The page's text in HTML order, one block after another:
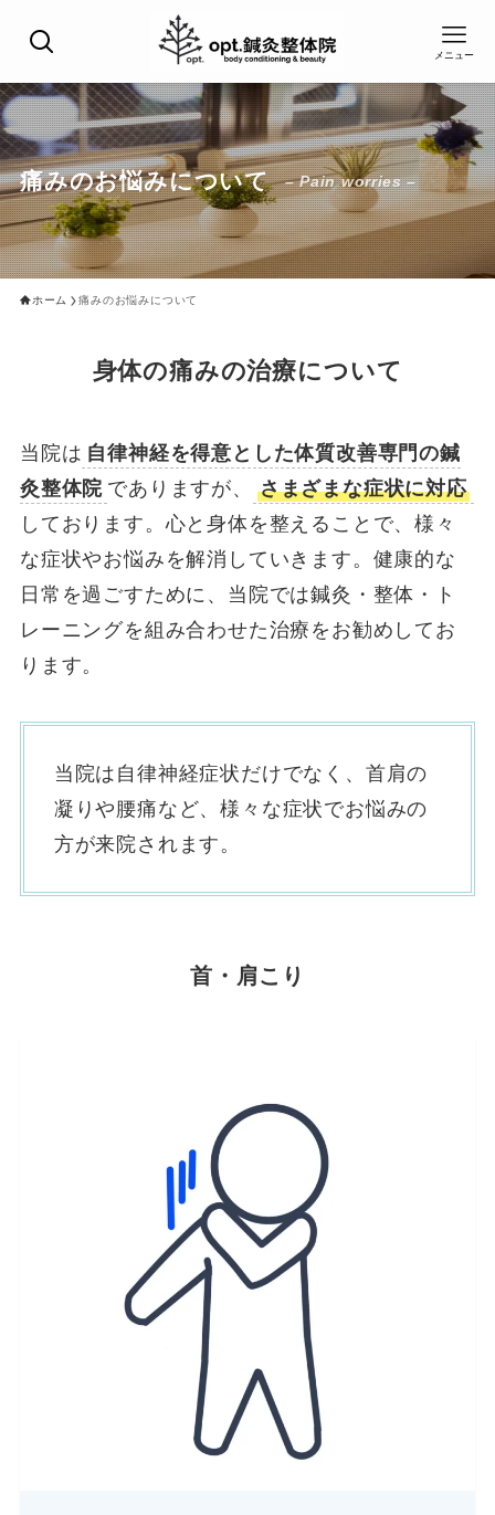
メニュー
痛みのお悩みについて – Pain worries –
ホーム 痛みのお悩みについて
身体の痛みの治療について
当院は 自律神経を得意とした体質改善専門の鍼
灸整体院 でありますが、
さまざまな症状に対応
しております。心と身体を整えることで、様々
な症状やお悩みを解消していきます。健康的な
日常を過ごすために、当院では鍼灸・整体・ト
レーニングを組み合わせた治療をお勧めしてお
ります。
当院は自律神経症状だけでなく、首肩の
凝りや腰痛など、様々な症状でお悩みの
方が来院されます。
首・肩こり